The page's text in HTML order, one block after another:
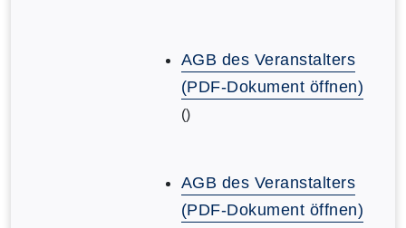
AGB des Veranstalters
(PDF-Dokument öffnen)
()
AGB des Veranstalters
(PDF-Dokument öffnen)